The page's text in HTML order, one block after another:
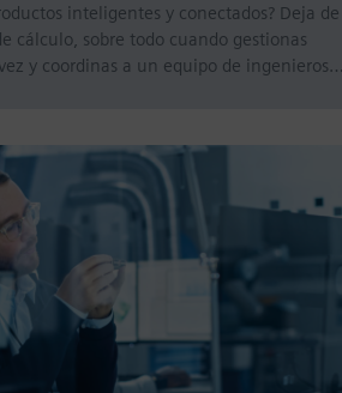
inteligentes y conectados? Deja de
cálculo, sobre todo cuando gestionas
y coordinas a un equipo de